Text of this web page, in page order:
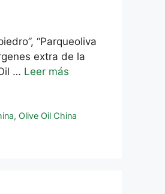
“Parqueoliva
extra de la
… Leer más
, Olive Oil China